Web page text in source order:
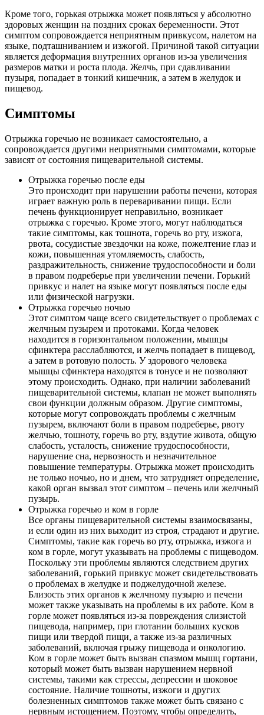
Кроме того, горькая отрыжка может появляться у абсолютно
здоровых женщин на поздних сроках беременности. Этот
симптом сопровождается неприятным привкусом, налетом на
языке, подташниванием и изжогой. Причиной такой ситуации
является деформация внутренних органов из-за увеличения
размеров матки и роста плода. Желчь, при сдавливании
пузыря, попадает в тонкий кишечник, а затем в желудок и
пищевод.
Симптомы
Отрыжка горечью не возникает самостоятельно, а
сопровождается другими неприятными симптомами, которые
зависят от состояния пищеварительной системы.
Отрыжка горечью после еды
Это происходит при нарушении работы печени, которая
играет важную роль в переваривании пищи. Если
печень функционирует неправильно, возникает
отрыжка с горечью. Кроме этого, могут наблюдаться
такие симптомы, как тошнота, горечь во рту, изжога,
рвота, сосудистые звездочки на коже, пожелтение глаз и
кожи, повышенная утомляемость, слабость,
раздражительность, снижение трудоспособности и боли
в правом подреберье при увеличении печени. Горький
привкус и налет на языке могут появляться после еды
или физической нагрузки.
Отрыжка горечью ночью
Этот симптом чаще всего свидетельствует о проблемах с
желчным пузырем и протоками. Когда человек
находится в горизонтальном положении, мышцы
сфинктера расслабляются, и желчь попадает в пищевод,
а затем в ротовую полость. У здорового человека
мышцы сфинктера находятся в тонусе и не позволяют
этому происходить. Однако, при наличии заболеваний
пищеварительной системы, клапан не может выполнять
свои функции должным образом. Другие симптомы,
которые могут сопровождать проблемы с желчным
пузырем, включают боли в правом подреберье, рвоту
желчью, тошноту, горечь во рту, вздутие живота, общую
слабость, усталость, снижение трудоспособности,
нарушение сна, нервозность и незначительное
повышение температуры. Отрыжка может происходить
не только ночью, но и днем, что затрудняет определение,
какой орган вызвал этот симптом – печень или желчный
пузырь.
Отрыжка горечью и ком в горле
Все органы пищеварительной системы взаимосвязаны,
и если один из них выходит из строя, страдают и другие.
Симптомы, такие как горечь во рту, отрыжка, изжога и
ком в горле, могут указывать на проблемы с пищеводом.
Поскольку эти проблемы являются следствием других
заболеваний, горький привкус может свидетельствовать
о проблемах в желудке и поджелудочной железе.
Близость этих органов к желчному пузырю и печени
может также указывать на проблемы в их работе. Ком в
горле может появляться из-за повреждения слизистой
пищевода, например, при глотании больших кусков
пищи или твердой пищи, а также из-за различных
заболеваний, включая грыжу пищевода и онкологию.
Ком в горле может быть вызван спазмом мышц гортани,
который может быть вызван нарушением нервной
системы, такими как стрессы, депрессии и шоковое
состояние. Наличие тошноты, изжоги и других
болезненных симптомов также может быть связано с
нервным истощением. Поэтому, чтобы определить,